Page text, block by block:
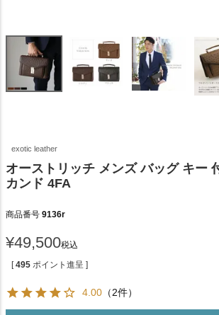
exotic leather
オーストリッチ メンズ バッグ キー
カンド 4FA
商品番号 9136r
¥49,500税込
[ 495 ポイント進呈 ]
4.00 （2件）